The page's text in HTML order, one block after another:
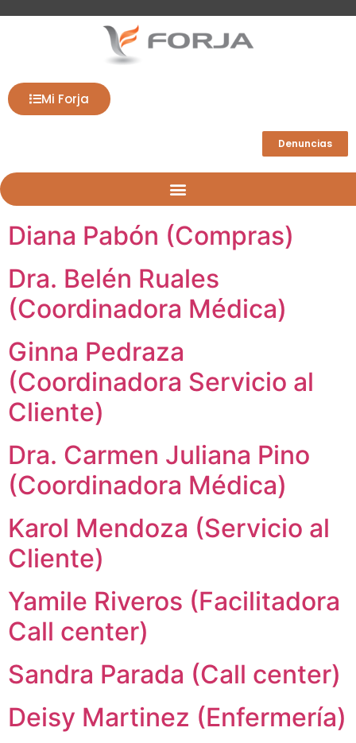
Mi Forja
Denuncias
Diana Pabón (Compras)
Dra. Belén Ruales
(Coordinadora Médica)
Ginna Pedraza
(Coordinadora Servicio al
Cliente)
Dra. Carmen Juliana Pino
(Coordinadora Médica)
Karol Mendoza (Servicio al
Cliente)
Yamile Riveros (Facilitadora
Call center)
Sandra Parada (Call center)
Deisy Martinez (Enfermería)